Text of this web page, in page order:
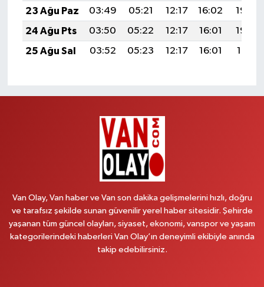
23 Ağu Paz
03:49 05:21 12:17 16:02
19:04
24 Ağu Pts
03:50 05:22 12:17 16:01
19:02
25 Ağu Sal
03:52 05:23 12:17 16:01 19:01
Van Olay, Van haber ve Van son dakika gelişmelerini hızlı, doğru
ve tarafsız şekilde sunan güvenilir yerel haber sitesidir. Şehirde
yaşanan tüm güncel olayları, siyaset, ekonomi, vanspor ve yaşam
kategorilerindeki haberleri Van Olay’ın deneyimli ekibiyle anında
takip edebilirsiniz.